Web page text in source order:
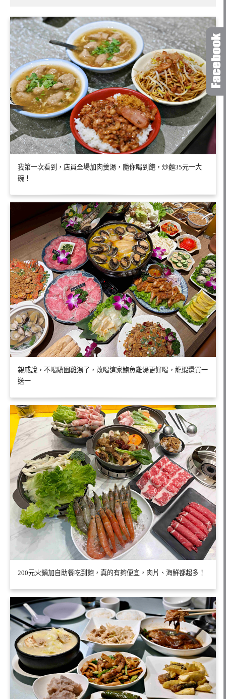
我第一次看到，店員全場加肉羹湯，隨你喝到飽，炒麵35元一大
碗！
親戚說，不喝驥園雞湯了，改喝這家鮑魚雞湯更好喝，龍蝦還買一
送一
200元火鍋加自助餐吃到飽，真的有夠便宜，肉片、海鮮都超多！